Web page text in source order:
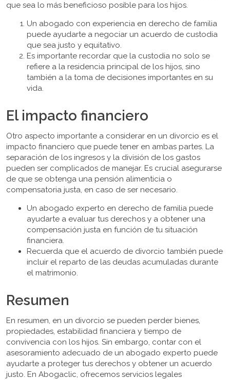
que sea lo más beneficioso posible para los hijos.
Un abogado con experiencia en derecho de familia
puede ayudarte a negociar un acuerdo de custodia
que sea justo y equitativo.
Es importante recordar que la custodia no solo se
refiere a la residencia principal de los hijos, sino
también a la toma de decisiones importantes en su
vida.
El impacto financiero
Otro aspecto importante a considerar en un divorcio es el
impacto financiero que puede tener en ambas partes. La
separación de los ingresos y la división de los gastos
pueden ser complicados de manejar. Es crucial asegurarse
de que se obtenga una pensión alimenticia o
compensatoria justa, en caso de ser necesario.
Un abogado experto en derecho de familia puede
ayudarte a evaluar tus derechos y a obtener una
compensación justa en función de tu situación
financiera.
Recuerda que el acuerdo de divorcio también puede
incluir el reparto de las deudas acumuladas durante
el matrimonio.
Resumen
En resumen, en un divorcio se pueden perder bienes,
propiedades, estabilidad financiera y tiempo de
convivencia con los hijos. Sin embargo, contar con el
asesoramiento adecuado de un abogado experto puede
ayudarte a proteger tus derechos y obtener un acuerdo
justo. En Abogaclic, ofrecemos servicios legales